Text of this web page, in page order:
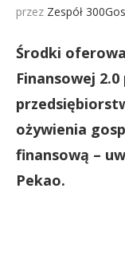
przez Zespół
Środki
Finansowej
ożywienia
finansową –
Pekao.